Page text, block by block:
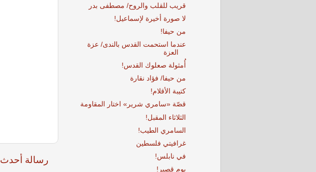
رسالة أحدث
قريب للقلب والروح/ مصطفى بدر
لا صورة أخيرة لإسماعيل!
من حيفا!
عندما استحمت القدس بالندى/ عزة
العزة
أُمثولة صعلوك القدس!
من حيفا/ فؤاد نقارة
كتيبة الأقلام!
قصّة «سامري شرير» اختار المقاومة
الثلاثاء المقبل!
السامري الطيب!
غرافيتي فلسطين
في نابلس!
يوم قصير!